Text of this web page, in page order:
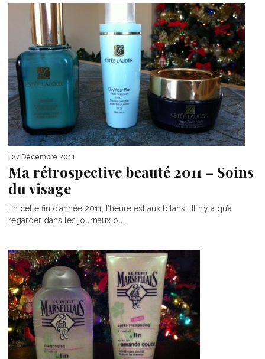
| 27 Décembre 2011
Ma rétrospective beauté 2011 – Soins
du visage
En cette fin d’année 2011, l’heure est aux bilans! Il n’y a qu’à
regarder dans les journaux ou...